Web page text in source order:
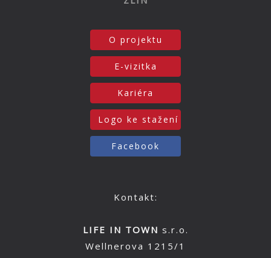
O projektu
E-vizitka
Kariéra
Logo ke stažení
Facebook
Kontakt:
LIFE IN TOWN s.r.o.
Wellnerova 1215/1